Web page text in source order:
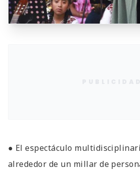
● El espectáculo
alrededor de un millar de